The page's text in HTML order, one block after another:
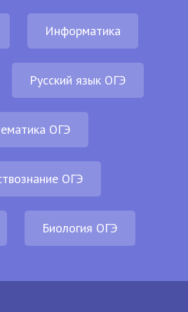
Информатика
Русский язык ОГЭ
ОГЭ
ОГЭ
Биология ОГЭ